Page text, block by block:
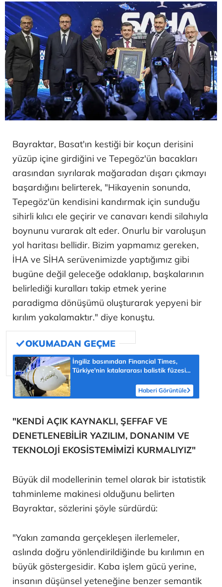
Bayraktar, Basat'ın kestiği bir koçun derisini
yüzüp içine girdiğini ve Tepegöz'ün bacakları
arasından sıyrılarak mağaradan dışarı çıkmayı
başardığını belirterek, "Hikayenin sonunda,
Tepegöz'ün kendisini kandırmak için sunduğu
sihirli kılıcı ele geçirir ve canavarı kendi silahıyla
boynunu vurarak alt eder. Onurlu bir varoluşun
yol haritası bellidir. Bizim yapmamız gereken,
İHA ve SİHA serüvenimizde yaptığımız gibi
bugüne değil geleceğe odaklanıp, başkalarının
belirlediği kuralları takip etmek yerine
paradigma dönüşümü oluşturarak yepyeni bir
kırılım yakalamaktır." diye konuştu.
İngiliz basınından Financial Times,
Türkiye'nin kıtalararası balistik füzesi
Haberi Görüntüle
"KENDİ AÇIK KAYNAKLI, ŞEFFAF VE
DENETLENEBİLİR YAZILIM, DONANIM VE
TEKNOLOJİ EKOSİSTEMİMİZİ KURMALIYIZ"
Büyük dil modellerinin temel olarak bir istatistik
tahminleme makinesi olduğunu belirten
Bayraktar, sözlerini şöyle sürdürdü:
"Yakın zamanda gerçekleşen ilerlemeler,
aslında doğru yönlendirildiğinde bu kırılımın en
büyük göstergesidir. Kaba işlem gücü yerine,
insanın düşünsel yeteneğine benzer semantik